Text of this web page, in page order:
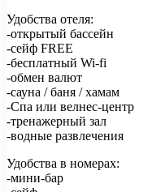
Удобства отеля:
-открытый бассейн
-сейф FREE
-бесплатный Wi-fi
-обмен валют
-сауна / баня / хамам
-Спа или велнес-центр
-тренажерный зал
-водные развлечения
Удобства в номерах:
-мини-бар